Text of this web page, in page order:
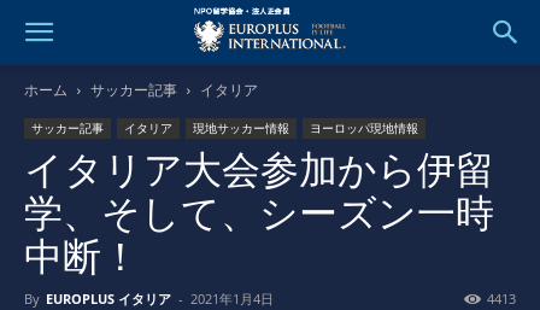
ホーム サッカー記事 イタリア
サッカー記事 イタリア 現地サッカー情報 ヨーロッパ現地情報
イタリア大会参加から伊留
学、そして、シーズン一時
中断！
By EUROPLUS イタリア - 2021年1月4日 4413